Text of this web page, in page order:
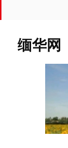
缅华网